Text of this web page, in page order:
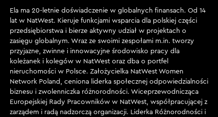
Ela ma 20-letnie doświadczenie w globalnych finansach. Od 14
lat w NatWest. Kieruje funkcjami wsparcia dla polskiej części
przedsiębiorstwa i bierze aktywny udział w projektach o
zasięgu globalnym. Wraz ze swoimi zespołami m.in. tworzy
przyjazne, zwinne i innowacyjne środowisko pracy dla
koleżanek i kolegów w NatWest oraz dba o portfel
nieruchomości w Polsce. Założycielka NatWest Women
Network Poland, ceniona liderka społecznej odpowiedzialności
biznesu i zwolenniczka różnorodności. Wiceprzewodnicząca
Europejskiej Rady Pracowników w NatWest, współpracującej z
zarządem i radą nadzorczą organizacji. Liderka Różnorodności i